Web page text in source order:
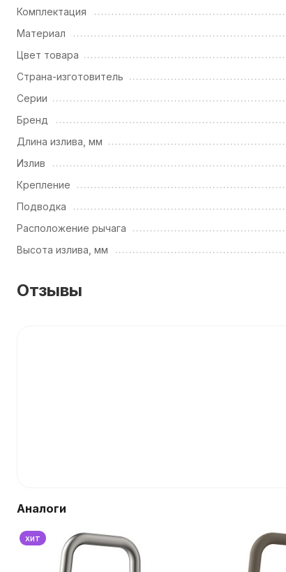
Комплектация
Материал
Цвет товара
Страна-изготовитель
Серии
Бренд
Длина излива, мм
Излив
Крепление
Подводка
Расположение рычага
Высота излива, мм
Отзывы
Аналоги
хит